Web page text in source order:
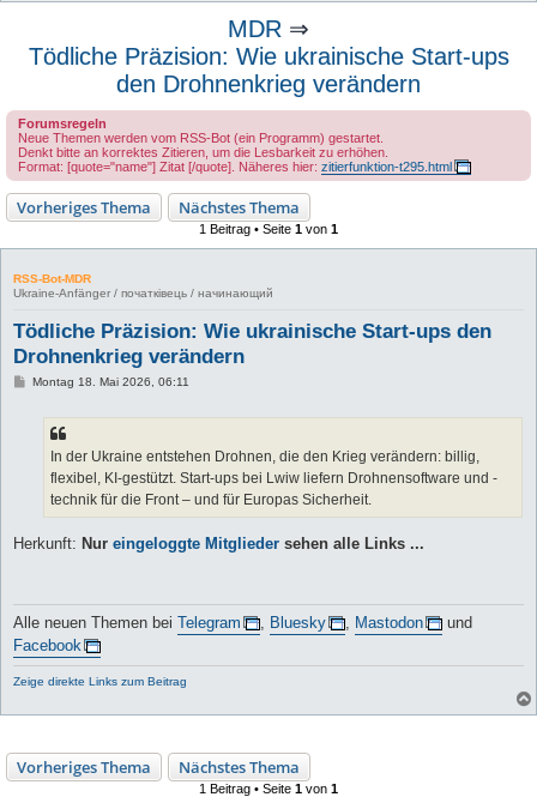
MDR ⇒
Tödliche Präzision: Wie ukrainische Start-ups
den Drohnenkrieg verändern
Forumsregeln
Neue Themen werden vom RSS-Bot (ein Programm) gestartet.
Denkt bitte an korrektes Zitieren, um die Lesbarkeit zu erhöhen.
Format: [quote="name"] Zitat [/quote]. Näheres hier: zitierfunktion-t295.html
Vorheriges Thema Nächstes Thema
1 Beitrag • Seite 1 von 1
RSS-Bot-MDR
Ukraine-Anfänger / початківець / начинающий
Tödliche Präzision: Wie ukrainische Start-ups den
Drohnenkrieg verändern
BMontag 18. Mai 2026, 06:11
In der Ukraine entstehen Drohnen, die den Krieg verändern: billig,
flexibel, KI-gestützt. Start-ups bei Lwiw liefern Drohnensoftware und -
technik für die Front – und für Europas Sicherheit.
Herkunft: Nur eingeloggte Mitglieder sehen alle Links ...
Alle neuen Themen bei Telegram Bluesky Mastodon
und
Facebook
Zeige direkte Links zum Beitrag
Vorheriges Thema Nächstes Thema
1 Beitrag • Seite 1 von 1